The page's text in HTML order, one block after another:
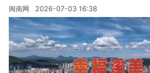
闽南网 2026-07-03 16:38